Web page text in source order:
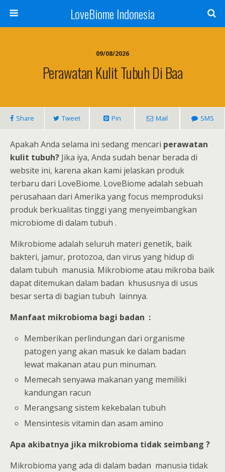
LoveBiome Indonesia
09/08/2026
Perawatan Kulit Tubuh Di Baa
Share Tweet Pin Mail SMS
Apakah Anda selama ini sedang mencari perawatan
kulit tubuh? Jika iya, Anda sudah benar berada di
website ini, karena akan kami jelaskan produk
terbaru dari LoveBiome. LoveBiome adalah sebuah
perusahaan dari Amerika yang focus memproduksi
produk berkualitas tinggi yang menyeimbangkan
microbiome di dalam tubuh .
Mikrobiome adalah seluruh materi genetik, baik
bakteri, jamur, protozoa, dan virus yang hidup di
dalam tubuh manusia. Mikrobiome atau mikroba baik
dapat ditemukan dalam badan khususnya di usus
besar serta di bagian tubuh lainnya.
Manfaat mikrobioma bagi badan :
Memberikan perlindungan dari organisme
patogen yang akan masuk ke dalam badan
lewat makanan atau pun minuman.
Memecah senyawa makanan yang memiliki
kandungan racun
Merangsang sistem kekebalan tubuh
Mensintesis vitamin dan asam amino
Apa akibatnya jika mikrobioma tidak seimbang ?
Mikrobioma yang ada di dalam badan manusia tidak